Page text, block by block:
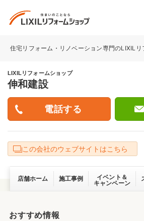
住宅リフォーム・リノベーション専門のLIXIL
LIXILリフォームショップ
伸和建設
この会社のウェブサイトはこちら
店舗ホーム 施工事例
イベント＆
キャンペーン
おすすめ情報